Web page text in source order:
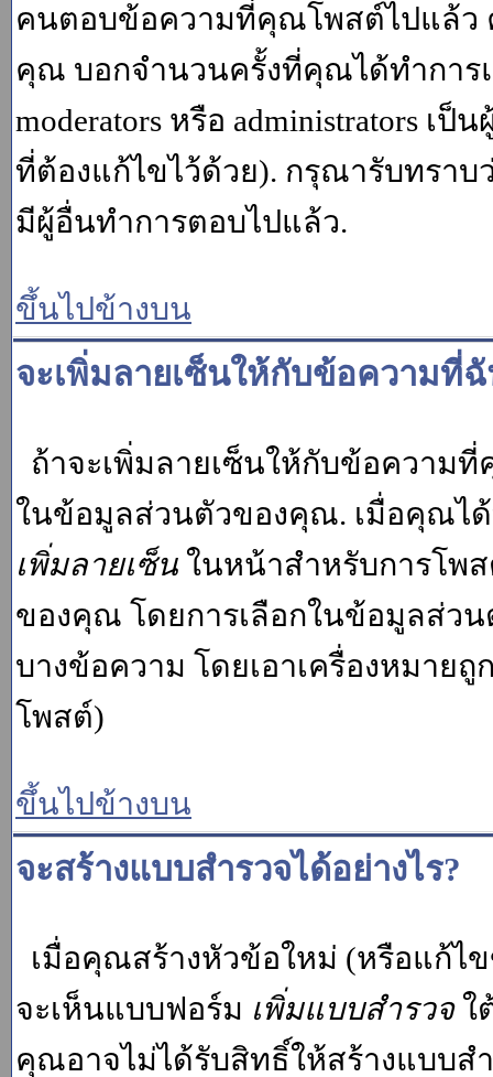
คนตอบข้อความที่คุณโพสต์ไปแล้ว
คุณ บอกจำนวนครั้งที่คุณได้ทำการ
moderators หรือ administrators เ
ที่ต้องแก้ไขไว้ด้วย). กรุณารับทรา
มีผู้อื่นทำการตอบไปแล้ว.
ขึ้นไปข้างบน
จะเพิ่มลายเซ็นให้กับข้อความที่
ถ้าจะเพิ่มลายเซ็นให้กับข้อความ
ในข้อมูลส่วนตัวของคุณ. เมื่อคุณไ
เพิ่มลายเซ็น ในหน้าสำหรับการโพ
ของคุณ โดยการเลือกในข้อมูลส่ว
บางข้อความ โดยเอาเครื่องหมาย
โพสต์)
ขึ้นไปข้างบน
จะสร้างแบบสำรวจได้อย่างไร?
เมื่อคุณสร้างหัวข้อใหม่ (หรือแก้
จะเห็นแบบฟอร์ม เพิ่มแบบสำรวจใ
คุณอาจไม่ได้รับสิทธิ์ให้สร้างแบบส